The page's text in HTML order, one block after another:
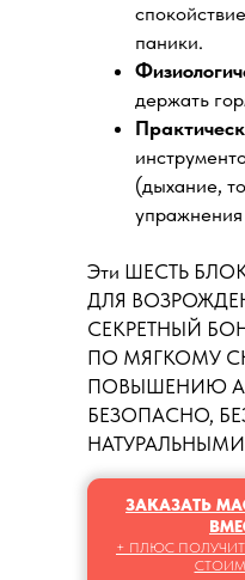
паники.
держать
(дыхание,
Эти ШЕСТЬ
ДЛЯ
СЕКРЕТНЫЙ
ПО МЯГКОМУ
ПОВЫШЕНИЮ
БЕЗОПАСНО,
+ ПЛЮС
ЗАКАЗАТЬ